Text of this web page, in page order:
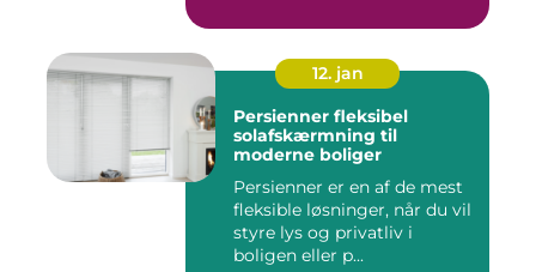
12. jan
Persienner fleksibel
solafskærmning til
moderne boliger
Persienner er en af de mest
fleksible løsninger, når du vil
styre lys og privatliv i
boligen eller p...